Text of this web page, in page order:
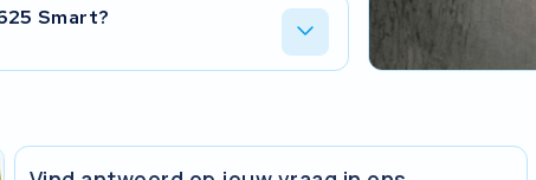
cellen dat vervangen moet worden.
in de meeste gevallen 40 tot 60%
we je accu kosteloos terug.
Smart?
handen.